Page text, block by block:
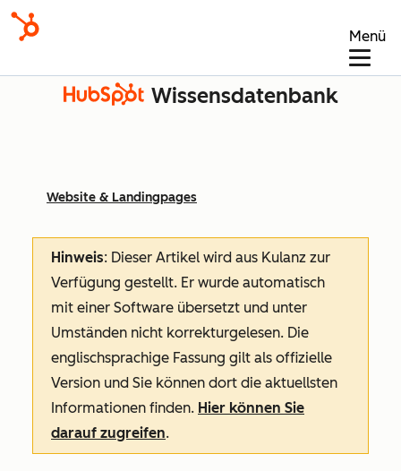
Menü
Wissensdatenbank
Website & Landingpages
Hinweis: Dieser Artikel wird aus Kulanz zur
Verfügung gestellt. Er wurde automatisch
mit einer Software übersetzt und unter
Umständen nicht korrekturgelesen. Die
englischsprachige Fassung gilt als offizielle
Version und Sie können dort die aktuellsten
Informationen finden. Hier können Sie
darauf zugreifen.